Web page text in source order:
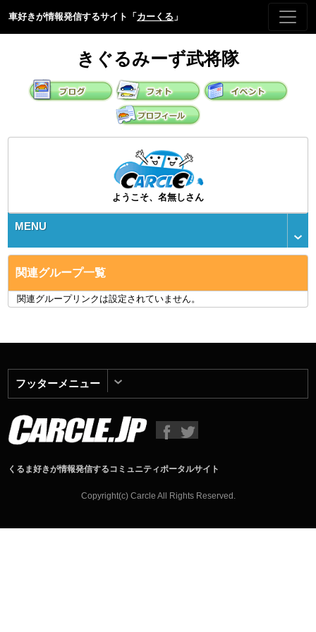
車好きが情報発信するサイト「 カーくる 」
きぐるみーず武将隊
ようこそ、名無しさん
MENU
関連グループ一覧
関連グループリンクは設定されていません。
フッターメニュー
くるま好きが情報発信するコミュニティポータルサイト
Copyright(c) Carcle All Rights Reserved.